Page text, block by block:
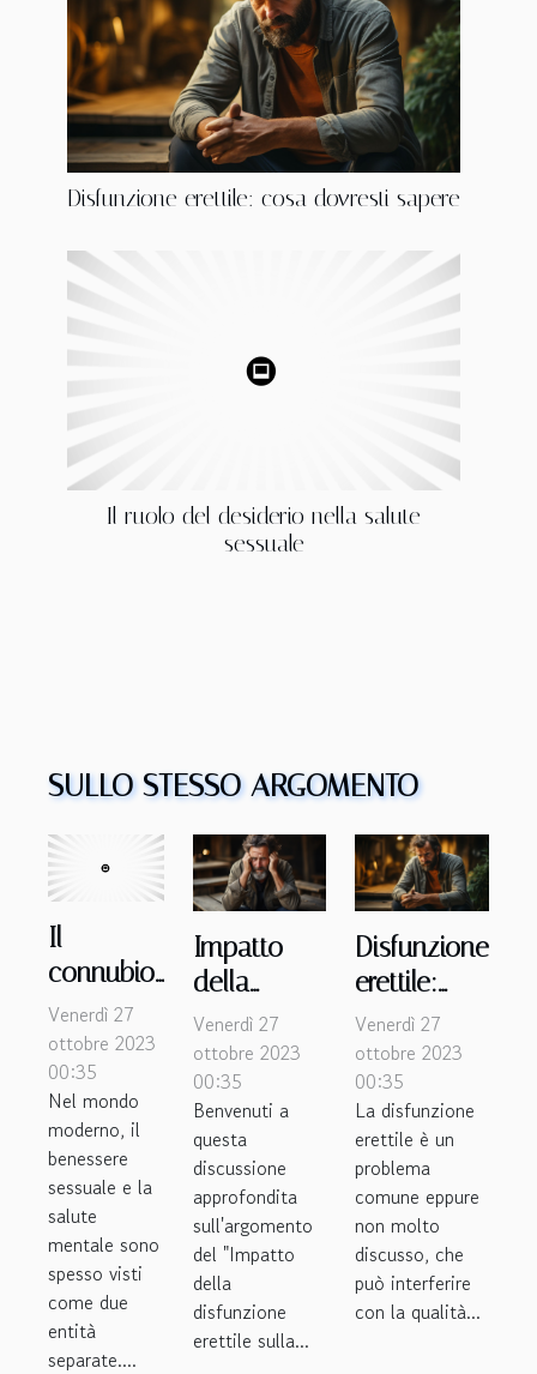
Disfunzione erettile: cosa dovresti sapere
Il ruolo del desiderio nella salute
sessuale
SULLO STESSO ARGOMENTO
Il
connubio
tra
benessere
sessuale
e salute
mentale
Venerdì 27
ottobre 2023
00:35
Nel mondo
moderno, il
benessere
sessuale e la
salute
mentale sono
spesso visti
come due
entità
separate....
Impatto
della
disfunzione
erettile
sulla
qualità
della vita
Venerdì 27
ottobre 2023
00:35
Benvenuti a
questa
discussione
approfondita
sull'argomento
del "Impatto
della
disfunzione
erettile sulla...
Disfunzione
erettile:
cosa
dovresti
sapere
Venerdì 27
ottobre 2023
00:35
La disfunzione
erettile è un
problema
comune eppure
non molto
discusso, che
può interferire
con la qualità...